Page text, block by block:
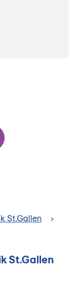
St.Gallen
›
St.Gallen